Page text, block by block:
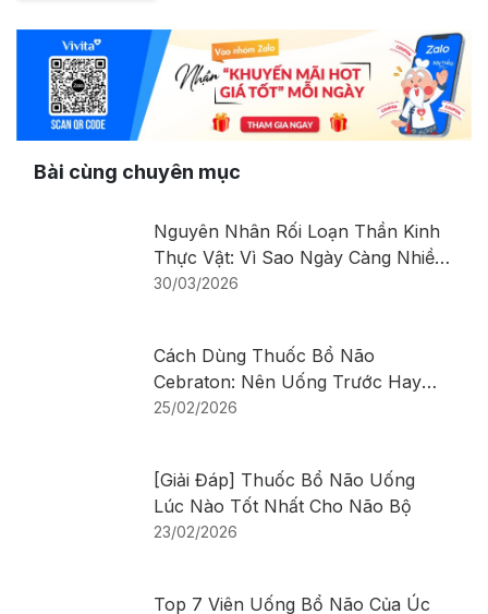
Bài cùng chuyên mục
Nguyên Nhân Rối Loạn Thần Kinh
Thực Vật: Vì Sao Ngày Càng Nhiều
Người Mắc?
30/03/2026
Cách Dùng Thuốc Bổ Não
Cebraton: Nên Uống Trước Hay
Sau Bữa Ăn
25/02/2026
[Giải Đáp] Thuốc Bổ Não Uống
Lúc Nào Tốt Nhất Cho Não Bộ
23/02/2026
Top 7 Viên Uống Bổ Não Của Úc